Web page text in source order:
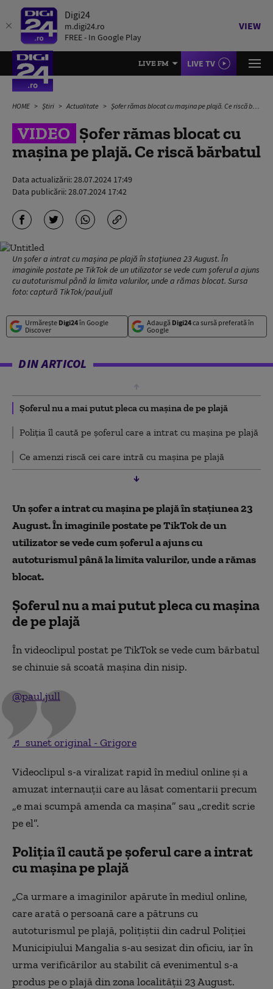
Digi24
m.digi24.ro
FREE - In Google Play
VIEW
LIVE FM LIVE TV
HOME Știri Actualitate Șofer rămas blocat cu mașina pe plajă. Ce riscă bărbatul
VIDEO Șofer rămas blocat cu
mașina pe plajă. Ce riscă bărbatul
Data actualizării:28.07.2024 17:49
Data publicării:28.07.2024 17:42
Un șofer a intrat cu mașina pe plajă în stațiunea 23 August. În
imaginile postate pe TikTok de un utilizator se vede cum șoferul a ajuns
cu autoturismul până la limita valurilor, unde a rămas blocat. Sursa
foto: captură TikTok/paul.jull
Urmărește Digi24în Google
Discover
Adaugă Digi24ca sursă preferată în
Google
DIN ARTICOL
Șoferul nu a mai putut pleca cu mașina de pe plajă
Poliția îl caută pe șoferul care a intrat cu mașina pe plajă
Ce amenzi riscă cei care intră cu mașina pe plajă
Un șofer a intrat cu mașina pe plajă în stațiunea 23
August. În imaginile postate pe TikTok de un
utilizator se vede cum șoferul a ajuns cu
autoturismul până la limita valurilor, unde a rămas
blocat.
Șoferul nu a mai putut pleca cu mașina
de pe plajă
În videoclipul postat pe TikTok se vede cum bărbatul
se chinuie să scoată mașina din nisip.
@paul.jull
♬ sunet original - Grigore
Videoclipul s-a viralizat rapid în mediul online și a
amuzat internauții care au lăsat comentarii precum
„e mai scumpă amenda ca mașina” sau „credit scrie
pe el”.
Poliția îl caută pe șoferul care a intrat
cu mașina pe plajă
„Ca urmare a imaginilor apărute în mediul online,
care arată o persoană care a pătruns cu
autoturismul pe plajă, poliţiştii din cadrul Poliţiei
Municipiului Mangalia s-au sesizat din oficiu, iar în
urma verificărilor au stabilit că evenimentul s-a
produs pe o plajă din zona localităţii 23 August.